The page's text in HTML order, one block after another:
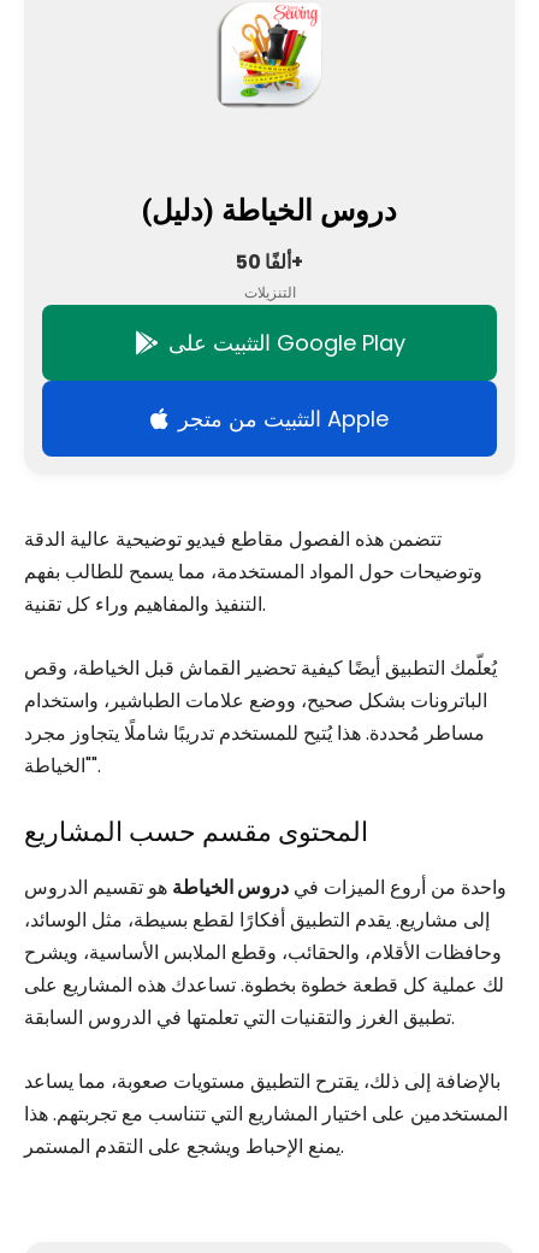
دروس الخياطة (دليل)
50 ألفًا+
التنزيلات
التثبيت على Google Play
التثبيت من متجر Apple
تتضمن هذه الفصول مقاطع فيديو توضيحية عالية الدقة
وتوضيحات حول المواد المستخدمة، مما يسمح للطالب بفهم
التنفيذ والمفاهيم وراء كل تقنية.
يُعلّمك التطبيق أيضًا كيفية تحضير القماش قبل الخياطة، وقص
الباترونات بشكل صحيح، ووضع علامات الطباشير، واستخدام
مساطر مُحددة. هذا يُتيح للمستخدم تدريبًا شاملًا يتجاوز مجرد
"الخياطة".
المحتوى مقسم حسب المشاريع
واحدة من أروع الميزات في دروس الخياطة هو تقسيم الدروس
إلى مشاريع. يقدم التطبيق أفكارًا لقطع بسيطة، مثل الوسائد،
وحافظات الأقلام، والحقائب، وقطع الملابس الأساسية، ويشرح
لك عملية كل قطعة خطوة بخطوة. تساعدك هذه المشاريع على
تطبيق الغرز والتقنيات التي تعلمتها في الدروس السابقة.
بالإضافة إلى ذلك، يقترح التطبيق مستويات صعوبة، مما يساعد
المستخدمين على اختيار المشاريع التي تتناسب مع تجربتهم. هذا
يمنع الإحباط ويشجع على التقدم المستمر.